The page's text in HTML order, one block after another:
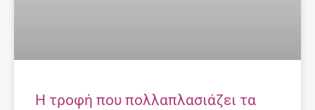
Η τροφή που πολλαπλασιάζει τα